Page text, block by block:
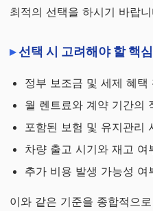
최적의 선택을 하시기 바랍
선택 시 고려해야 할 핵
정부 보조금 및 세제 혜택
월 렌트료와 계약 기간의
포함된 보험 및 유지관리
차량 출고 시기와 재고 여
추가 비용 발생 가능성 여
이와 같은 기준을 종합적으